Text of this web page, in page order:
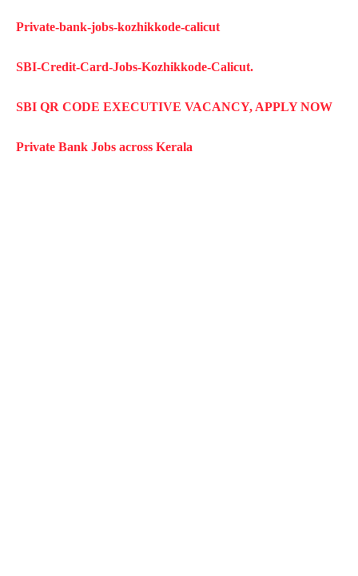
Private-bank-jobs-kozhikkode-calicut
SBI-Credit-Card-Jobs-Kozhikkode-Calicut.
SBI QR CODE EXECUTIVE VACANCY, APPLY NOW
Private Bank Jobs across Kerala